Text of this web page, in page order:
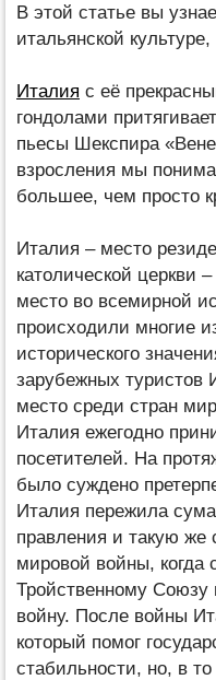
В этой статье вы
итальянской
Италия с её
гондолами
пьесы Шекспира
взросления мы
большее, чем просто
Италия – место
католической церкви
место во всемирной
происходили многие
исторического
зарубежных туристов
место среди стран
Италия ежегодно
посетителей. На
было суждено
Италия пережила
правления и такую же
мировой войны, когда
Тройственному Союзу
войну. После войны
который помог
стабильности, но, в